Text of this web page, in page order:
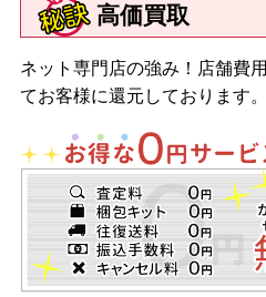
高価買取
ネット専門店の強み！店舗費
てお客様に還元しております。